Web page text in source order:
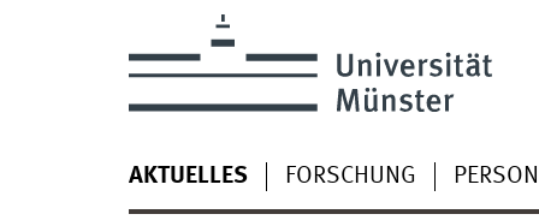
AKTUELLES FORSCHUNG